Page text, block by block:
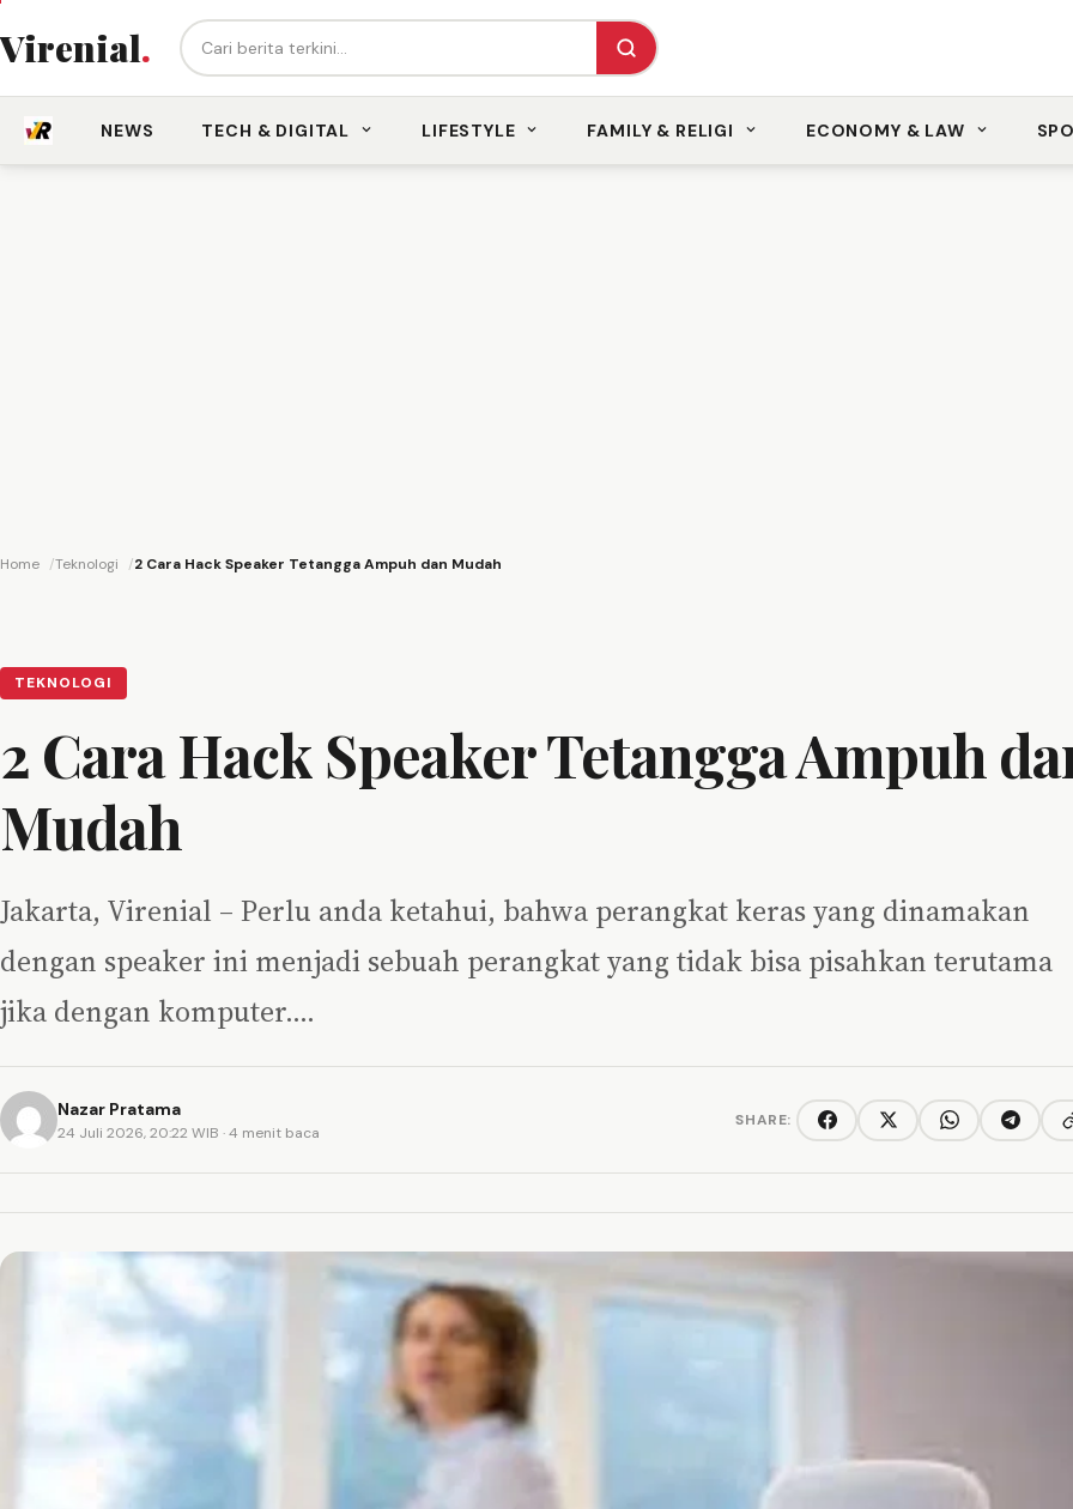
Virenial. Cari berita...
NEWS TECH & DIGITAL LIFESTYLE FAMILY & RELIGI ECONOMY & LAW
Home Teknologi 2 Cara Hack Speaker Tetangga Ampuh dan Mudah
TEKNOLOGI
2 Cara Hack Speaker Tetangga Ampuh
Mudah
Jakarta, Virenial – Perlu anda ketahui, bahwa perangkat keras yang dinamakan
dengan speaker ini menjadi sebuah perangkat yang tidak bisa pisahkan terutama
jika dengan komputer.…
Nazar Pratama
24 Juli 2026, 20:22 WIB · 4 menit baca
SHARE: FacebookTwitter/XWhatsAppTelegram